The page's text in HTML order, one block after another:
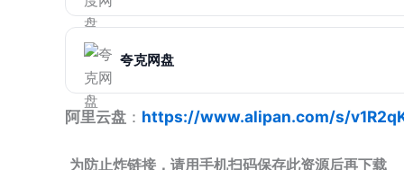
夸克网盘
阿里云盘 ： https://www.alipan.com/s/
为防止炸链接，请用手机扫码保存此资源后再下载